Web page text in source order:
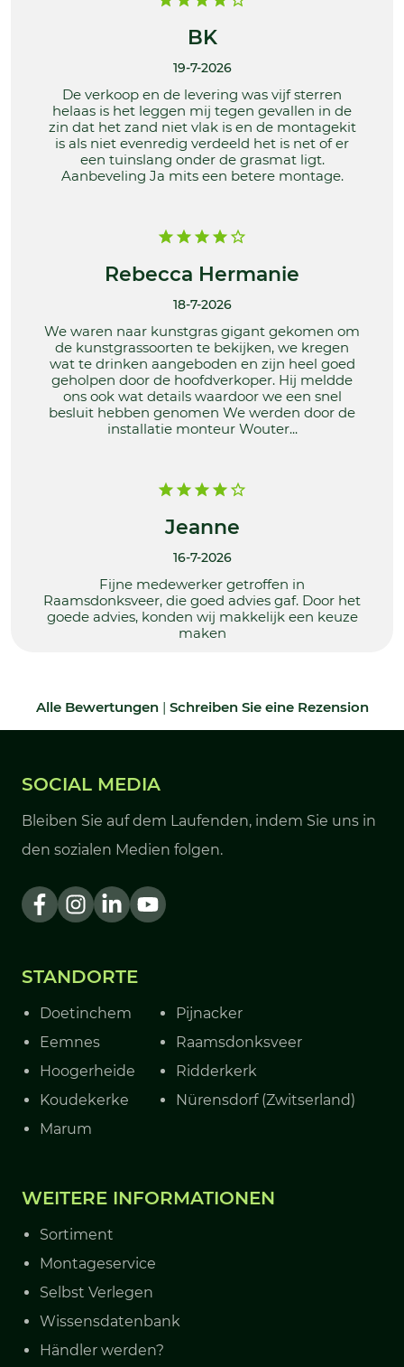
BK
19-7-2026
De verkoop en de levering was vijf sterren
helaas is het leggen mij tegen gevallen in de
zin dat het zand niet vlak is en de montagekit
is als niet evenredig verdeeld het is net of er
een tuinslang onder de grasmat ligt.
Aanbeveling Ja mits een betere montage.
Rebecca Hermanie
18-7-2026
We waren naar kunstgras gigant gekomen om
de kunstgrassoorten te bekijken, we kregen
wat te drinken aangeboden en zijn heel goed
geholpen door de hoofdverkoper. Hij meldde
ons ook wat details waardoor we een snel
besluit hebben genomen We werden door de
installatie monteur Wouter...
Jeanne
16-7-2026
Fijne medewerker getroffen in
Raamsdonksveer, die goed advies gaf. Door het
goede advies, konden wij makkelijk een keuze
maken
Alle Bewertungen| Schreiben Sie eine Rezension
SOCIAL MEDIA
Bleiben Sie auf dem Laufenden, indem Sie uns in
den sozialen Medien folgen.
STANDORTE
Doetinchem
Eemnes
Hoogerheide
Koudekerke
Marum
Pijnacker
Raamsdonksveer
Ridderkerk
Nürensdorf (Zwitserland)
WEITERE INFORMATIONEN
Sortiment
Montageservice
Selbst Verlegen
Wissensdatenbank
Händler werden?